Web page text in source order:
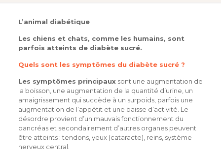
L’animal diabétique
Les chiens et chats, comme les humains, sont
parfois atteints de diabète sucré.
Quels sont les symptômes du diabète sucré ?
Les symptômes principauxsont une augmentation de
la boisson, une augmentation de la quantité d’urine, un
amaigrissement qui succède à un surpoids, parfois une
augmentation de l’appétit et une baisse d’activité. Le
désordre provient d’un mauvais fonctionnement du
pancréas et secondairement d’autres organes peuvent
être atteints : tendons, yeux (cataracte), reins, système
nerveux central.